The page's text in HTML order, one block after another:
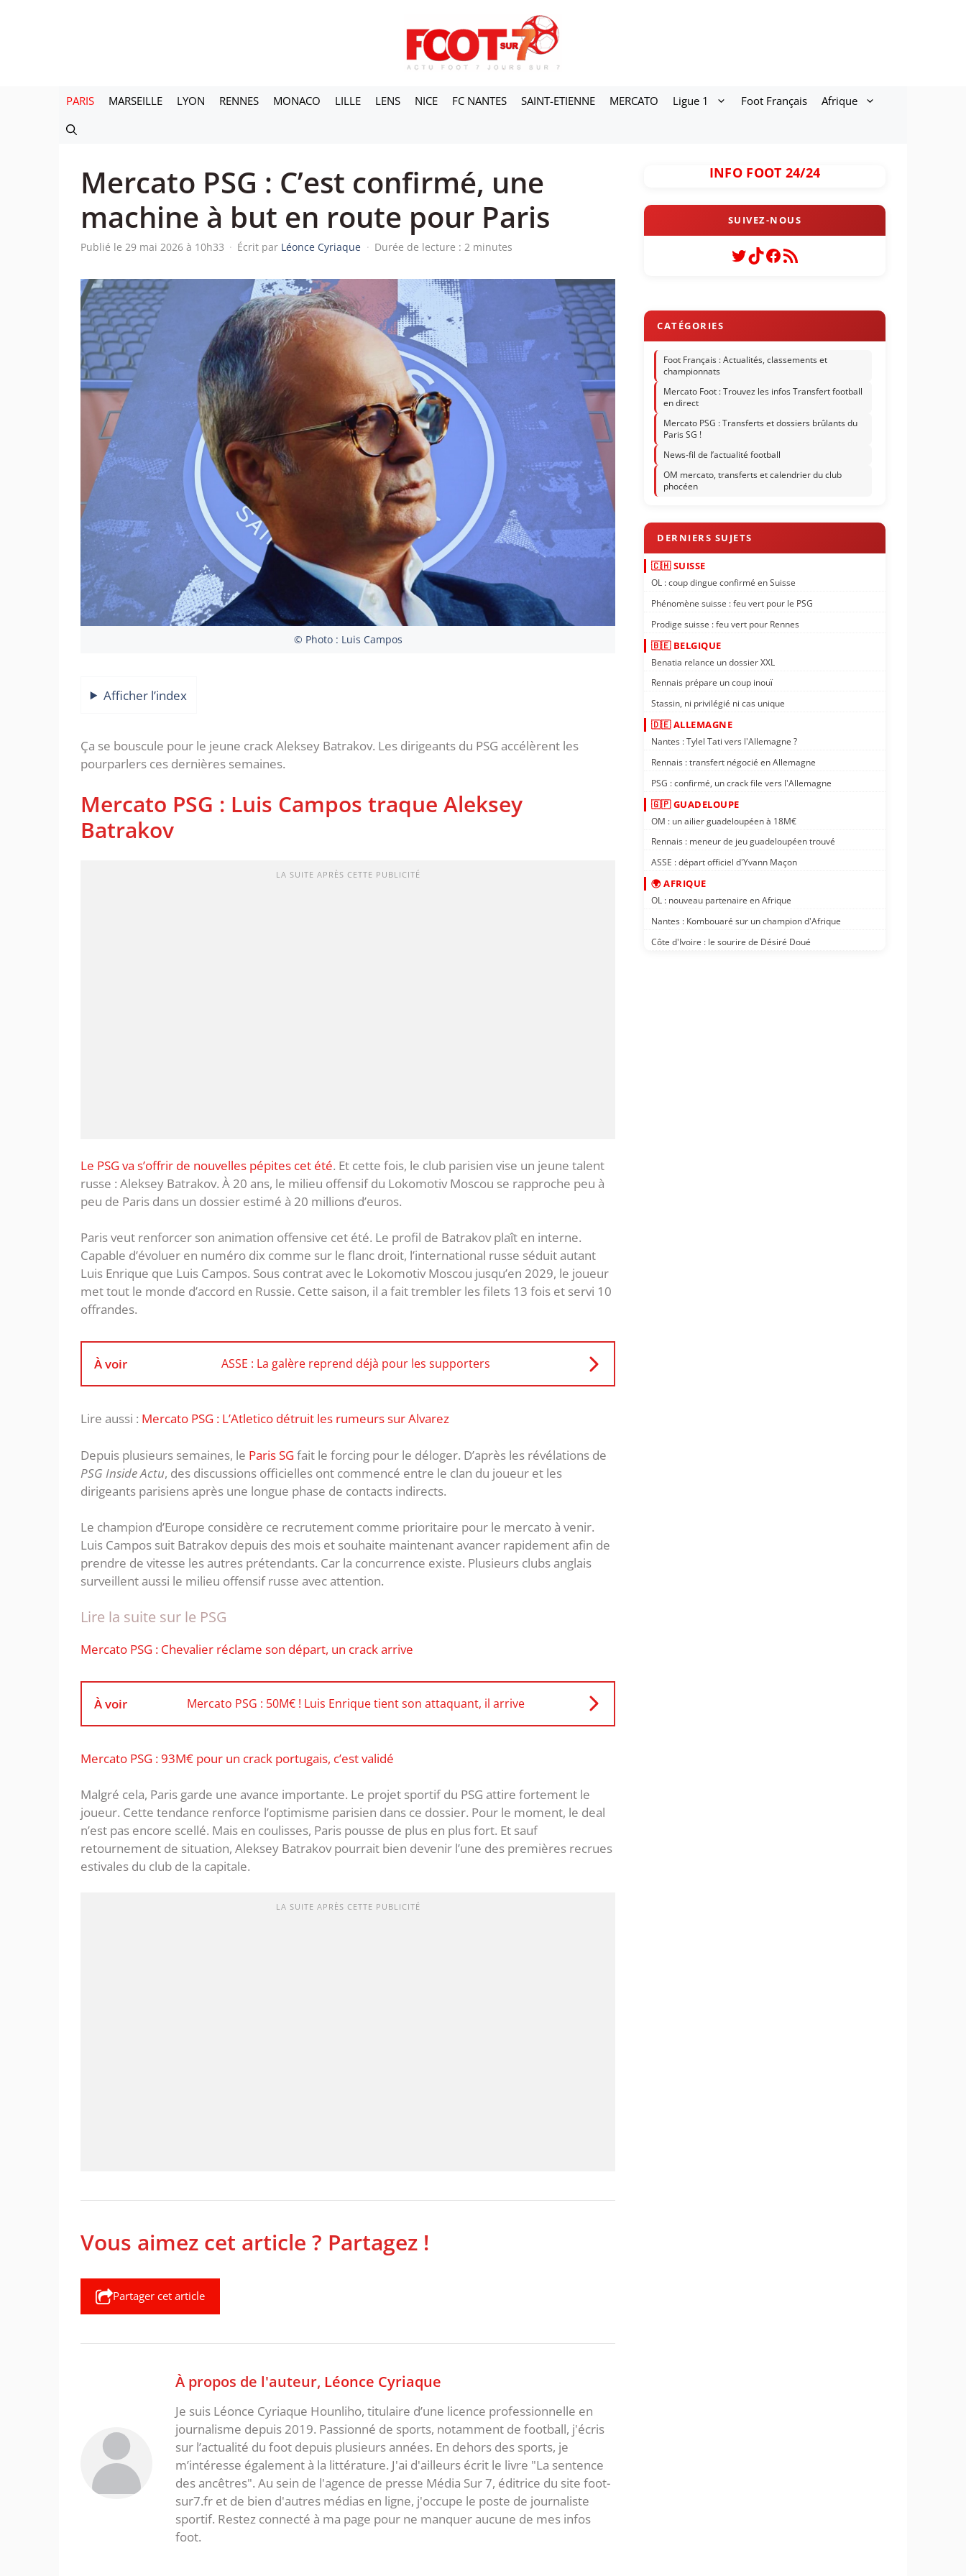
PARIS MARSEILLE LYON RENNES MONACO LILLE LENS NICE FC NANTES SAINT-ETIENNE MERCATO Ligue 1 Foot Français Afrique
Mercato PSG : C’est confirmé, une
machine à but en route pour Paris
Publié le 29 mai 2026 à 10h33 · Écrit par Léonce Cyriaque · Durée de lecture : 2 minutes
© Photo : Luis Campos
Afficher l’index
Ça se bouscule pour le jeune crack Aleksey Batrakov. Les dirigeants du PSG accélèrent les
pourparlers ces dernières semaines.
Mercato PSG : Luis Campos traque Aleksey
Batrakov
LA SUITE APRÈS CETTE PUBLICITÉ
Le PSG va s’offrir de nouvelles pépites cet été. Et cette fois, le club parisien vise un jeune talent
russe : Aleksey Batrakov. À 20 ans, le milieu offensif du Lokomotiv Moscou se rapproche peu à
peu de Paris dans un dossier estimé à 20 millions d’euros.
Paris veut renforcer son animation offensive cet été. Le profil de Batrakov plaît en interne.
Capable d’évoluer en numéro dix comme sur le flanc droit, l’international russe séduit autant
Luis Enrique que Luis Campos. Sous contrat avec le Lokomotiv Moscou jusqu’en 2029, le joueur
met tout le monde d’accord en Russie. Cette saison, il a fait trembler les filets 13 fois et servi 10
offrandes.
À voir ASSE : La galère reprend déjà pour les supporters
Lire aussi : Mercato PSG : L’Atletico détruit les rumeurs sur Alvarez
Depuis plusieurs semaines, le Paris SG fait le forcing pour le déloger. D’après les révélations de
PSG Inside Actu, des discussions officielles ont commencé entre le clan du joueur et les
dirigeants parisiens après une longue phase de contacts indirects.
Le champion d’Europe considère ce recrutement comme prioritaire pour le mercato à venir.
Luis Campos suit Batrakov depuis des mois et souhaite maintenant avancer rapidement afin de
prendre de vitesse les autres prétendants. Car la concurrence existe. Plusieurs clubs anglais
surveillent aussi le milieu offensif russe avec attention.
Lire la suite sur le PSG
Mercato PSG : Chevalier réclame son départ, un crack arrive
À voir Mercato PSG : 50M€ ! Luis Enrique tient son attaquant, il arrive
Mercato PSG : 93M€ pour un crack portugais, c’est validé
Malgré cela, Paris garde une avance importante. Le projet sportif du PSG attire fortement le
joueur. Cette tendance renforce l’optimisme parisien dans ce dossier. Pour le moment, le deal
n’est pas encore scellé. Mais en coulisses, Paris pousse de plus en plus fort. Et sauf
retournement de situation, Aleksey Batrakov pourrait bien devenir l’une des premières recrues
estivales du club de la capitale.
LA SUITE APRÈS CETTE PUBLICITÉ
Vous aimez cet article ? Partagez !
Partager cet article
À propos de l'auteur, Léonce Cyriaque
Je suis Léonce Cyriaque Hounliho, titulaire d’une licence professionnelle en
journalisme depuis 2019. Passionné de sports, notamment de football, j'écris
sur l’actualité du foot depuis plusieurs années. En dehors des sports, je
m’intéresse également à la littérature. J'ai d'ailleurs écrit le livre "La sentence
des ancêtres". Au sein de l'agence de presse Média Sur 7, éditrice du site foot-
sur7.fr et de bien d'autres médias en ligne, j'occupe le poste de journaliste
sportif. Restez connecté à ma page pour ne manquer aucune de mes infos
foot.
INFO FOOT 24/24
Twitter
TikTok
Facebook
Flux RSS
Foot Français : Actualités, classements et
championnats
Mercato Foot : Trouvez les infos Transfert football
en direct
Mercato PSG : Transferts et dossiers brûlants du
Paris SG !
News-fil de l’actualité football
OM mercato, transferts et calendrier du club
phocéen
🇨🇭 SUISSE
OL : coup dingue confirmé en Suisse
Phénomène suisse : feu vert pour le PSG
Prodige suisse : feu vert pour Rennes
🇧🇪 BELGIQUE
Benatia relance un dossier XXL
Rennais prépare un coup inouï
Stassin, ni privilégié ni cas unique
🇩🇪 ALLEMAGNE
Nantes : Tylel Tati vers l'Allemagne ?
Rennais : transfert négocié en Allemagne
PSG : confirmé, un crack file vers l'Allemagne
🇬🇵 GUADELOUPE
OM : un ailier guadeloupéen à 18M€
Rennais : meneur de jeu guadeloupéen trouvé
ASSE : départ officiel d'Yvann Maçon
🌍 AFRIQUE
OL : nouveau partenaire en Afrique
Nantes : Kombouaré sur un champion d'Afrique
Côte d'Ivoire : le sourire de Désiré Doué